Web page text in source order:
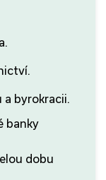
a byrokracii.
banky
dobu